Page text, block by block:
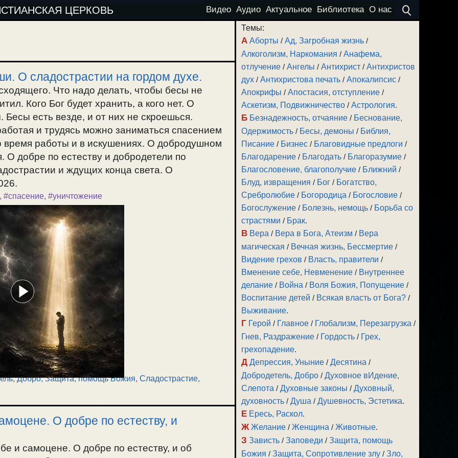
ЦЕРКОВЬ Видео Аудио Актуальное Библиотека О нас
О сладострастии на гордом духе.
Что надо делать, чтобы бесы не
Кого Бог будет хранить, а кого нет. О
есть везде, и от них не скроешься.
и трудясь можно заниматься спасением
работы и в искушениях. О добродушном
О добре по естеству и добродетели по
и ждущих конца света. О
, #спасение, #уничтожение
Добро,Защита, помощь Божия, Сладострастие,
О добре по естеству, и
и самоцене. О добре по естеству, и об
Темы:
А Аборты /Ад, Загробная жизнь /
Алкоголизм, Наркомания /Анафема,
отлучение /Ангелы /Антихрист /Антихристов
дух /Антихристова печать /Апокалипсис /
Апокрифы /Апостасия, отступление /
Аскетизм, Подвижничество /Астрология.
Б Безнадежность, отчаяние / Беснование,
Одержимость / Бесы, демоны / Библия,
Писание / Бизнес / Благовидные предлоги /
Благодарение / Благодать / Благоразумие /
Благословение, благополучие / Ближний /
Блуд, извращения / Бог / Богатство,
Сребролюбие / Богородица / Богословие /
Богослужение / Болезнь, немощь / Борьба со
страстями / Брак.
В Вера / Вера в Бога, Атеизм / Вера
магическая / Вечная жизнь, Бессмертие /
Видение грехов / Власть, правители /
Вменение себе, Невменение / Внутреннее
делание / Война / Воля Божия, Попущение /
Воспитание детей / Всякая власть от Бога? /
Выживание.
Г Герой / Главное / Глобализм, Перезагрузка /
Гнев, Раздражение / Гордость / Грех,
грехопадение.
Д Депрессия, Уныние /Десятина /
Добродетель, Добро /Духовное вИдение,
Слепота /Духовные законы /Духовный,
духовность /Душа /Душевность, Эстетика.
Е Ересь, Раскол.
Ж Желание /Женщина /Животные.
З Зависть /Заповеди /Защита, помощь
Божия /Защита, Сопротивление злу /Зло,